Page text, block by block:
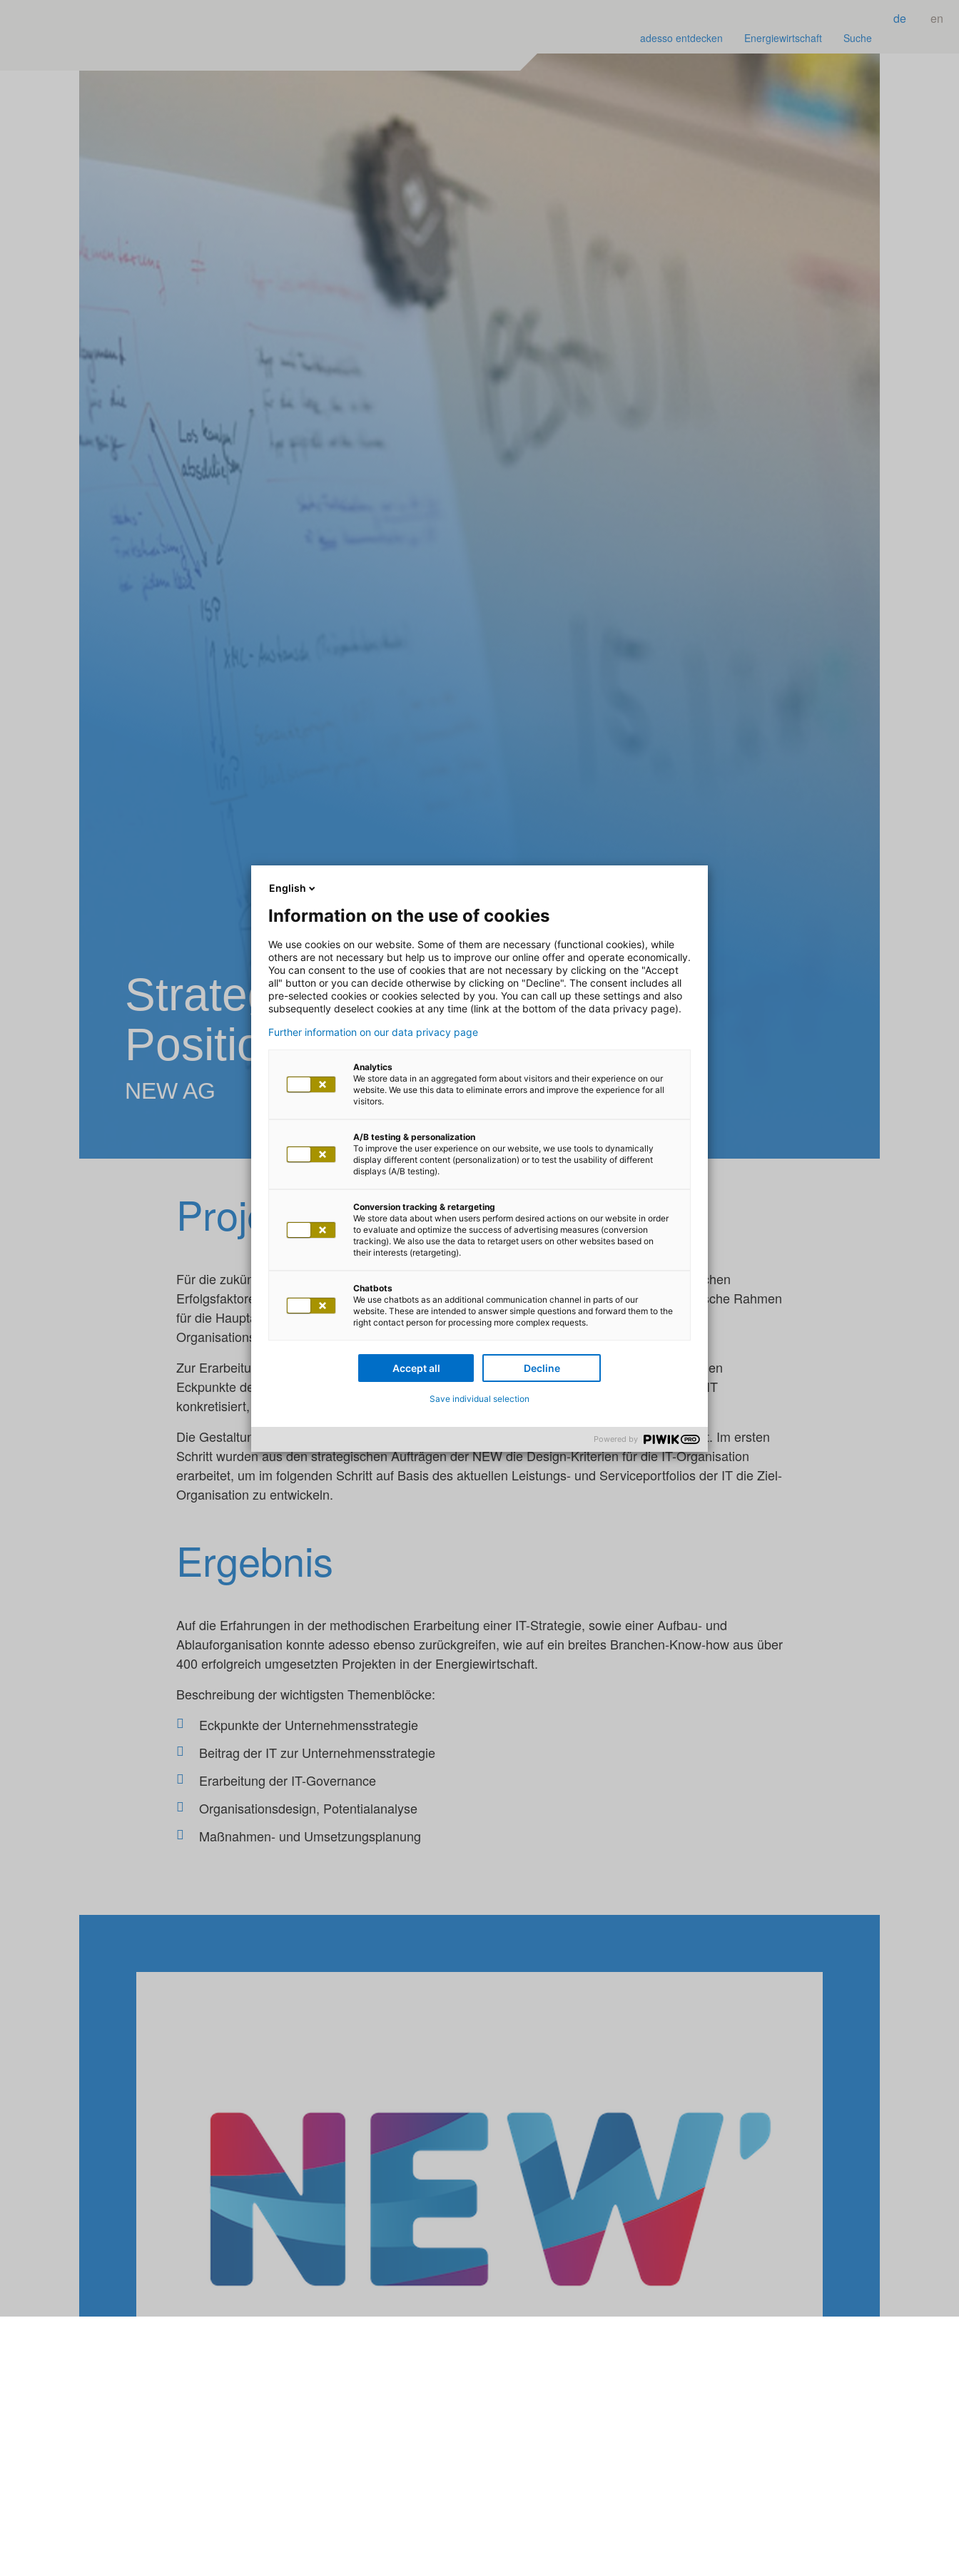
de en
adesso entdecken Energiewirtschaft Suche
Strategische Neu-
Positionierung der IT
NEW AG
Projekt
Für die zukünftige Ausrichtung der NEW Gruppe, werden IT & Personal als zwei der wesentlichen
Erfolgsfaktoren gesehen. Um dieser Herausforderung gerecht zu werden musste der strategische Rahmen
für die Hauptabteilung IT präzisiert und eine an den strategischen Rahmen angelehnte
Organisationsstruktur konzeptioniert werden.
Zur Erarbeitung des strategischen Rahmens für die IT wurden die übergeordneten strategischen
Eckpunkte der NEW erfasst und die sich daraus abzuleitenden strategischen Aufträge an die IT
konkretisiert, sowie das IT-Governancemodell für die NEW erarbeitet.
Die Gestaltung der Zielorganisation für die IT wurde mit einem zweistufigen Ansatz umgesetzt. Im ersten
Schritt wurden aus den strategischen Aufträgen der NEW die Design-Kriterien für die IT-Organisation
erarbeitet, um im folgenden Schritt auf Basis des aktuellen Leistungs- und Serviceportfolios der IT die Ziel-
Organisation zu entwickeln.
Ergebnis
Auf die Erfahrungen in der methodischen Erarbeitung einer IT-Strategie, sowie einer Aufbau- und
Ablauforganisation konnte adesso ebenso zurückgreifen, wie auf ein breites Branchen-Know-how aus über
400 erfolgreich umgesetzten Projekten in der Energiewirtschaft.
Beschreibung der wichtigsten Themenblöcke:
Eckpunkte der Unternehmensstrategie
Beitrag der IT zur Unternehmensstrategie
Erarbeitung der IT-Governance
Organisationsdesign, Potentialanalyse
Maßnahmen- und Umsetzungsplanung
English
Information on the use of cookies
We use cookies on our website. Some of them are necessary (functional cookies), while
others are not necessary but help us to improve our online offer and operate economically.
You can consent to the use of cookies that are not necessary by clicking on the "Accept
all" button or you can decide otherwise by clicking on "Decline". The consent includes all
pre-selected cookies or cookies selected by you. You can call up these settings and also
subsequently deselect cookies at any time (link at the bottom of the data privacy page).
Further information on our data privacy page
Analytics
We store data in an aggregated form about visitors and their experience on our
website. We use this data to eliminate errors and improve the experience for all
visitors.
A/B testing & personalization
To improve the user experience on our website, we use tools to dynamically
display different content (personalization) or to test the usability of different
displays (A/B testing).
Conversion tracking & retargeting
We store data about when users perform desired actions on our website in order
to evaluate and optimize the success of advertising measures (conversion
tracking). We also use the data to retarget users on other websites based on
their interests (retargeting).
Chatbots
We use chatbots as an additional communication channel in parts of our
website. These are intended to answer simple questions and forward them to the
right contact person for processing more complex requests.
Accept all Decline
Save individual selection
Powered by